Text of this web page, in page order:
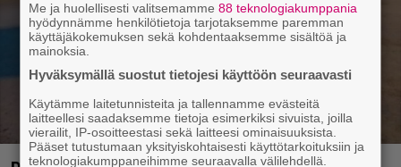
Me ja huolellisesti valitsemamme88 teknologiakumppania
hyödynnämme henkilötietoja tarjotaksemme paremman
käyttäjäkokemuksen sekä kohdentaaksemme sisältöä ja
mainoksia.
Hyväksymällä suostut tietojesi käyttöön seuraavasti
Käytämme laitetunnisteita ja tallennamme evästeitä
laitteellesi saadaksemme tietoja esimerkiksi sivuista, joilla
vierailit, IP-osoitteestasi sekä laitteesi ominaisuuksista.
Pääset tutustumaan yksityiskohtaisesti käyttötarkoituksiin ja
teknologiakumppaneihimme seuraavalla välilehdellä.